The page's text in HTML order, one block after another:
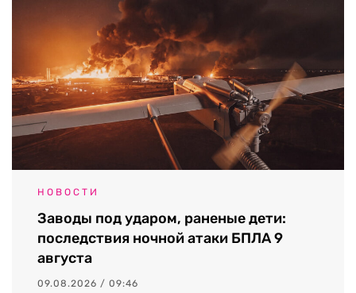
НОВОСТИ
Заводы под ударом, раненые дети:
последствия ночной атаки БПЛА 9
августа
09.08.2026 / 09:46